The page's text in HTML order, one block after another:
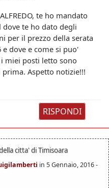
te ho mandato
dove te ho dato degli
per il prezzo della serata
dove e come si puo'
miei posti letto sono
Aspetto notizie!!!
RISPONDI
citta' di Timisoara
in 5 Gennaio, 2016 -